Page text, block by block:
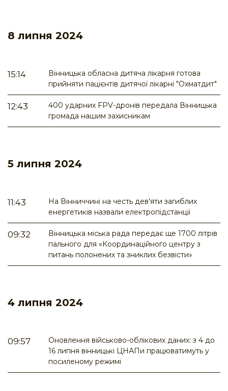
8 липня 2024
15:14
Вінницька обласна дитяча лікарня готова
прийняти пацієнтів дитячої лікарні "Охматдит"
12:43
400 ударних FPV-дронів передала Вінницька
громада нашим захисникам
5 липня 2024
11:43
На Вінниччині на честь дев'яти загиблих
енергетиків назвали електропідстанції
09:32
Вінницька міська рада передає ще 1700 літрів
пального для «Координаційного центру з
питань полонених та зниклих безвісти»
4 липня 2024
09:57
Оновлення військово-облікових даних: з 4 до
16 липня вінницькі ЦНАПи працюватимуть у
посиленому режимі